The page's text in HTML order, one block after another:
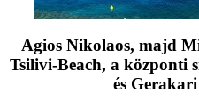
Agios Nikolaos, majd
Tsilivi-Beach, a központi
és Gerakari